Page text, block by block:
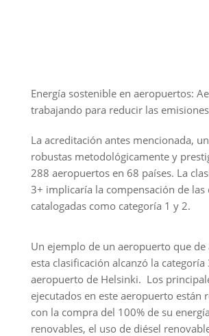
Energía sostenible en aeropuertos:
trabajando para reducir las
La acreditación antes mencionada,
robustas metodológicamente y
288 aeropuertos en 68 países. La
3+ implicaría la compensación de las
catalogadas como categoría 1 y 2.
Un ejemplo de un aeropuerto que de
esta clasificación alcanzó la categoría
aeropuerto de Helsinki. Los
ejecutados en este aeropuerto están
con la compra del 100% de su
renovables, el uso de diésel